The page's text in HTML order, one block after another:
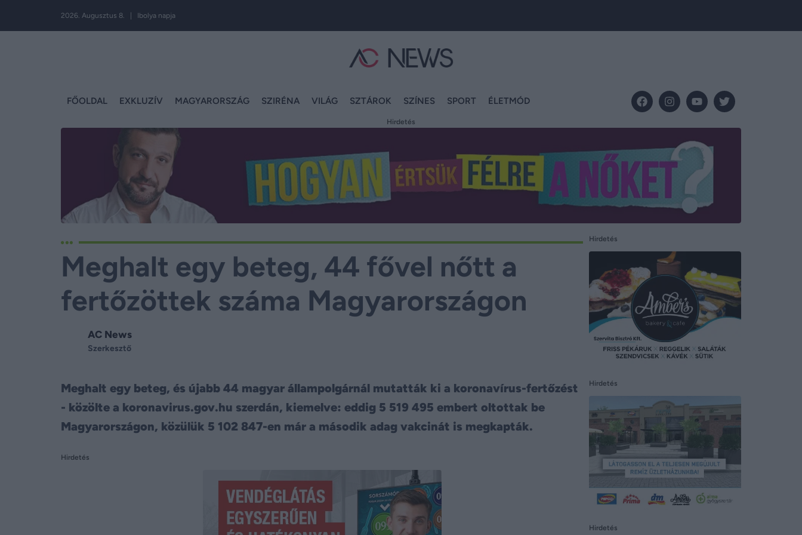
2026. Augusztus 8. | Ibolya napja
FŐOLDAL EXKLUZÍV MAGYARORSZÁG SZIRÉNA VILÁG SZTÁROK SZÍNES SPORT ÉLETMÓD
Hirdetés
Meghalt egy beteg, 44 fővel nőtt a
fertőzöttek száma Magyarországon
AC News
Szerkesztő
Meghalt egy beteg, és újabb 44 magyar állampolgárnál mutatták ki a koronavírus-fertőzést
- közölte a koronavirus.gov.hu szerdán, kiemelve: eddig 5 519 495 embert oltottak be
Magyarországon, közülük 5 102 847-en már a második adag vakcinát is megkapták.
Hirdetés
Hirdetés
Hirdetés
Hirdetés